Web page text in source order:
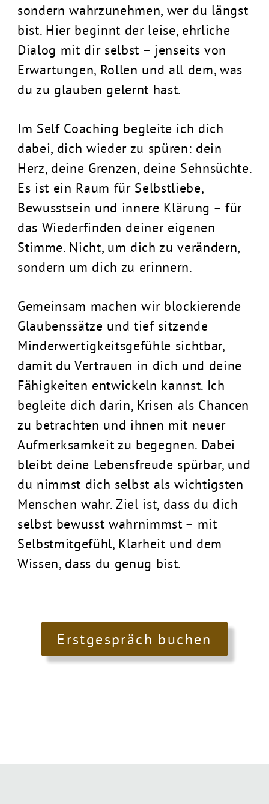
sondern wahrzunehmen, wer du längst
bist. Hier beginnt der leise, ehrliche
Dialog mit dir selbst – jenseits von
Erwartungen, Rollen und all dem, was
du zu glauben gelernt hast.
Im Self Coaching begleite ich dich
dabei, dich wieder zu spüren: dein
Herz, deine Grenzen, deine Sehnsüchte.
Es ist ein Raum für Selbstliebe,
Bewusstsein und innere Klärung – für
das Wiederfinden deiner eigenen
Stimme. Nicht, um dich zu verändern,
sondern um dich zu erinnern.
Gemeinsam machen wir blockierende
Glaubenssätze und tief sitzende
Minderwertigkeitsgefühle sichtbar,
damit du Vertrauen in dich und deine
Fähigkeiten entwickeln kannst. Ich
begleite dich darin, Krisen als Chancen
zu betrachten und ihnen mit neuer
Aufmerksamkeit zu begegnen. Dabei
bleibt deine Lebensfreude spürbar, und
du nimmst dich selbst als wichtigsten
Menschen wahr. Ziel ist, dass du dich
selbst bewusst wahrnimmst – mit
Selbstmitgefühl, Klarheit und dem
Wissen, dass du genug bist.
Erstgespräch buchen